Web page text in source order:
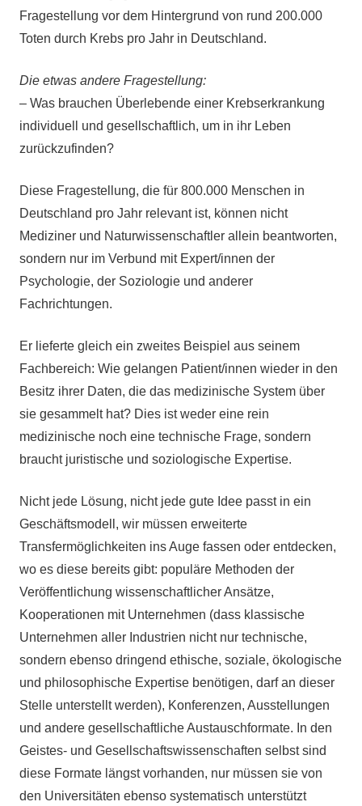
Fragestellung vor dem Hintergrund von rund 200.000
Toten durch Krebs pro Jahr in Deutschland.
Die etwas andere Fragestellung:
– Was brauchen Überlebende einer Krebserkrankung
individuell und gesellschaftlich, um in ihr Leben
zurückzufinden?
Diese Fragestellung, die für 800.000 Menschen in
Deutschland pro Jahr relevant ist, können nicht
Mediziner und Naturwissenschaftler allein beantworten,
sondern nur im Verbund mit Expert/innen der
Psychologie, der Soziologie und anderer
Fachrichtungen.
Er lieferte gleich ein zweites Beispiel aus seinem
Fachbereich: Wie gelangen Patient/innen wieder in den
Besitz ihrer Daten, die das medizinische System über
sie gesammelt hat? Dies ist weder eine rein
medizinische noch eine technische Frage, sondern
braucht juristische und soziologische Expertise.
Nicht jede Lösung, nicht jede gute Idee passt in ein
Geschäftsmodell, wir müssen erweiterte
Transfermöglichkeiten ins Auge fassen oder entdecken,
wo es diese bereits gibt: populäre Methoden der
Veröffentlichung wissenschaftlicher Ansätze,
Kooperationen mit Unternehmen (dass klassische
Unternehmen aller Industrien nicht nur technische,
sondern ebenso dringend ethische, soziale, ökologische
und philosophische Expertise benötigen, darf an dieser
Stelle unterstellt werden), Konferenzen, Ausstellungen
und andere gesellschaftliche Austauschformate. In den
Geistes- und Gesellschaftswissenschaften selbst sind
diese Formate längst vorhanden, nur müssen sie von
den Universitäten ebenso systematisch unterstützt